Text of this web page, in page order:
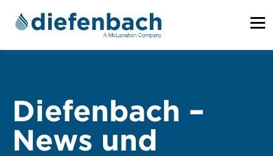
Diefenbach –
News und